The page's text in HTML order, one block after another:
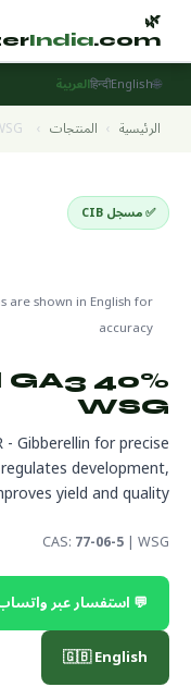
🌿
India.com
🌐
English
हिन्दीالعربية
الرئيسية › المنتجات ›
✅ مسجل CIB
are shown in English for
accuracy
40%
WSG
Gibberellin for precise
development,
yield and quality.
CAS:77-06-5 | WSG
💬 استفسار عبر
🇬🇧 English